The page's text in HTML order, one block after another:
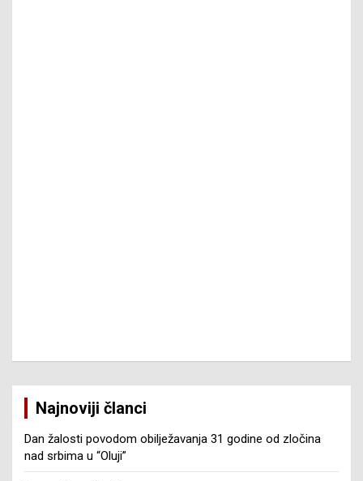
Najnoviji članci
Dan žalosti povodom obilježavanja 31 godine od zločina
nad srbima u “Oluji”